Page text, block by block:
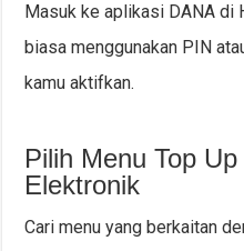
Masuk ke aplikasi DANA di
biasa menggunakan PIN
kamu aktifkan.
Pilih Menu Top
Elektronik
Cari menu yang berkaitan